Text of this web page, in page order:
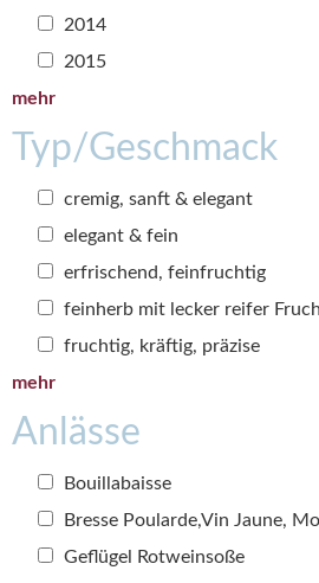
2014
2015
mehr
Typ/Geschmack
cremig, sanft & elegant
elegant & fein
erfrischend, feinfruchtig
feinherb mit lecker reifer
fruchtig, kräftig, präzise
mehr
Anlässe
Bouillabaisse
Bresse Poularde,Vin Jaune,
Geflügel Rotweinsoße